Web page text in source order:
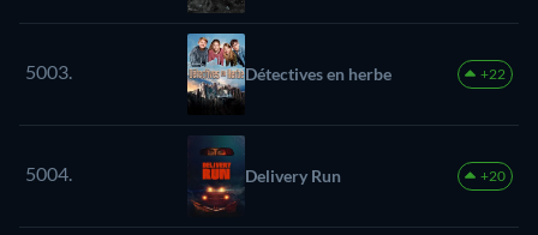
5003. Détectives en herbe +22
5004. Delivery Run +20